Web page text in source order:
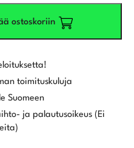
ostoskoriin
toimituskuluja
Suomeen
ja palautusoikeus (Ei